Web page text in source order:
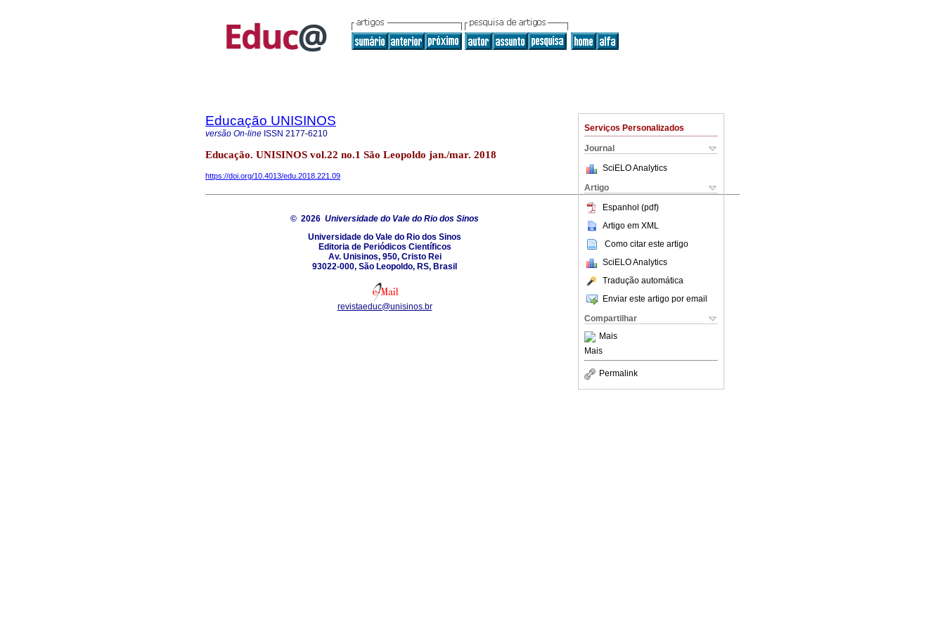
Serviços Personalizados
Journal
SciELO Analytics
Artigo
Espanhol (pdf)
Artigo em XML
Como citar este artigo
SciELO Analytics
Tradução automática
Enviar este artigo por email
Compartilhar
Mais
Mais
Permalink
Educação UNISINOS
versão On-line ISSN 2177-6210
Educação. UNISINOS vol.22 no.1 São Leopoldo jan./mar. 2018
https://doi.org/10.4013/edu.2018.221.09
© 2026 Universidade do Vale do Rio dos Sinos
Universidade do Vale do Rio dos Sinos
Editoria de Periódicos Científicos
Av. Unisinos, 950, Cristo Rei
93022-000, São Leopoldo, RS, Brasil
revistaeduc@unisinos.br